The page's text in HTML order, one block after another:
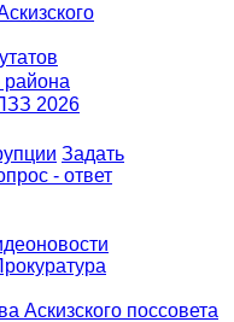
района
2026
Задать
- ответ
Аскизского поссовета